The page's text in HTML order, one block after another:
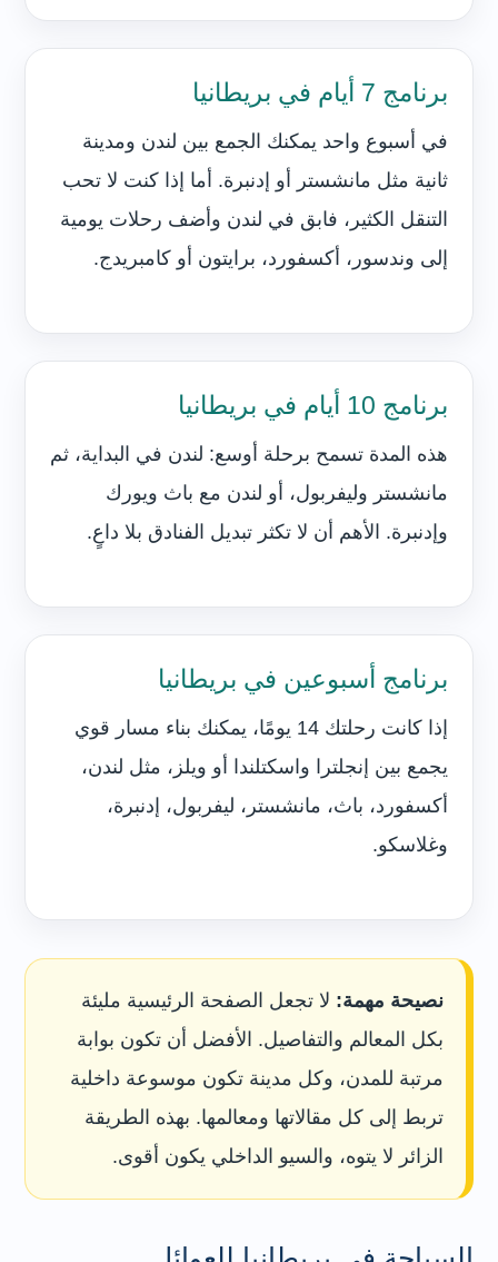
برنامج 7 أيام في بريطانيا
في أسبوع واحد يمكنك الجمع بين لندن ومدينة
ثانية مثل مانشستر أو إدنبرة. أما إذا كنت لا تحب
التنقل الكثير، فابق في لندن وأضف رحلات يومية
إلى وندسور، أكسفورد، برايتون أو كامبريدج.
برنامج 10 أيام في بريطانيا
هذه المدة تسمح برحلة أوسع: لندن في البداية، ثم
مانشستر وليفربول، أو لندن مع باث ويورك
وإدنبرة. الأهم أن لا تكثر تبديل الفنادق بلا داعٍ.
برنامج أسبوعين في بريطانيا
إذا كانت رحلتك 14 يومًا، يمكنك بناء مسار قوي
يجمع بين إنجلترا واسكتلندا أو ويلز، مثل لندن،
أكسفورد، باث، مانشستر، ليفربول، إدنبرة،
وغلاسكو.
نصيحة مهمة: لا تجعل الصفحة الرئيسية مليئة
بكل المعالم والتفاصيل. الأفضل أن تكون بوابة
مرتبة للمدن، وكل مدينة تكون موسوعة داخلية
تربط إلى كل مقالاتها ومعالمها. بهذه الطريقة
الزائر لا يتوه، والسيو الداخلي يكون أقوى.